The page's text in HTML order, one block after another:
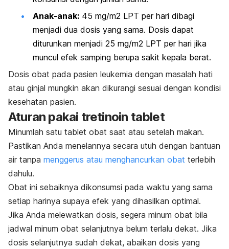
Anak-anak: 45 mg/m2 LPT per hari dibagi
menjadi dua dosis yang sama. Dosis dapat
diturunkan menjadi 25 mg/m2 LPT per hari jika
muncul efek samping berupa sakit kepala berat.
Dosis obat pada pasien leukemia dengan masalah hati
atau ginjal mungkin akan dikurangi sesuai dengan kondisi
kesehatan pasien.
Aturan pakai tretinoin tablet
Minumlah satu tablet obat saat atau setelah makan.
Pastikan Anda menelannya secara utuh dengan bantuan
air tanpa menggerus atau menghancurkan obat terlebih
dahulu.
Obat ini sebaiknya dikonsumsi pada waktu yang sama
setiap harinya supaya efek yang dihasilkan optimal.
Jika Anda melewatkan dosis, segera minum obat bila
jadwal minum obat selanjutnya belum terlalu dekat. Jika
dosis selanjutnya sudah dekat, abaikan dosis yang